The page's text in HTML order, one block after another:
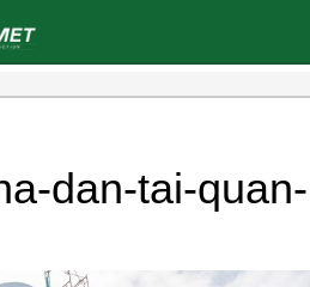
dan-tai-quan-